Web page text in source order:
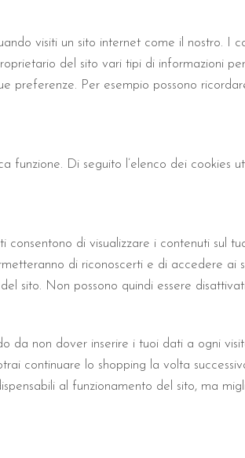
visiti un sito internet come il nostro. I
del sito vari tipi di informazioni
preferenze. Per esempio possono
funzione. Di seguito l’elenco dei cookies
di visualizzare i contenuti sul
di riconoscerti e di accedere ai
sito. Non possono quindi essere
da non dover inserire i tuoi dati a ogni
continuare lo shopping la volta
al funzionamento del sito, ma